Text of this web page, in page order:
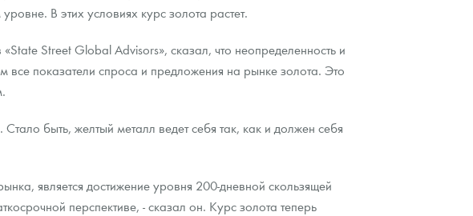
В этих условиях курс золота растет.
Street Global Advisors», сказал, что неопределенность и
показатели спроса и предложения на рынке золота. Это
быть, желтый металл ведет себя так, как и должен себя
является достижение уровня 200-дневной скользящей
перспективе, - сказал он. Курс золота теперь